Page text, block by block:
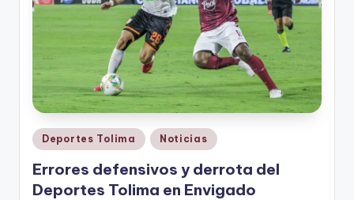
Publicado
en
Deportes Tolima Noticias
Errores defensivos y derrota del
Deportes Tolima en Envigado